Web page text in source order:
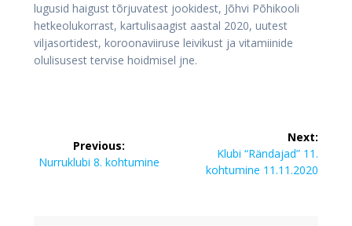
lugusid haigust tõrjuvatest jookidest, Jõhvi Põhikooli
hetkeolukorrast, kartulisaagist aastal 2020, uutest
viljasortidest, koroonaviiruse leivikust ja vitamiinide
olulisusest tervise hoidmisel jne.
Previous:
Previous
Nurruklubi 8. kohtumine
Next:
Next
post:
Klubi “Rändajad” 11.
kohtumine 11.11.2020